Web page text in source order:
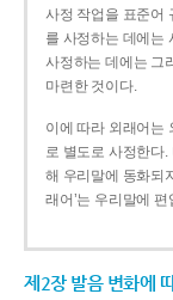
사정 작업을 표준어
를 사정하는 데에는
사정하는 데에는 그
마련한 것이다.
이에 따라 외래어는
로 별도로 사정한다.
해 우리말에 동화되
래어’는 우리말에
제2장 발음 변화에